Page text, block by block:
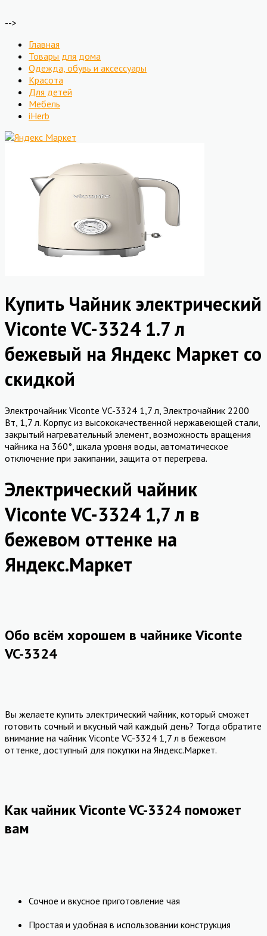
-->
Главная
Товары для дома
Одежда, обувь и аксессуары
Красота
Для детей
Мебель
iHerb
Купить Чайник электрический
Viconte VC-3324 1.7 л
бежевый на Яндекс Маркет со
скидкой
Электрочайник Viconte VC-3324 1,7 л, Электрочайник 2200
Вт, 1,7 л. Корпус из высококачественной нержавеющей стали,
закрытый нагревательный элемент, возможность вращения
чайника на 360°, шкала уровня воды, автоматическое
отключение при закипании, защита от перегрева.
Электрический чайник
Viconte VC-3324 1,7 л в
бежевом оттенке на
Яндекс.Маркет
Обо всём хорошем в чайнике Viconte
VC-3324
Вы желаете купить электрический чайник, который сможет
готовить сочный и вкусный чай каждый день? Тогда обратите
внимание на чайник Viconte VC-3324 1,7 л в бежевом
оттенке, доступный для покупки на Яндекс.Маркет.
Как чайник Viconte VC-3324 поможет
вам
Сочное и вкусное приготовление чая
Простая и удобная в использовании конструкция